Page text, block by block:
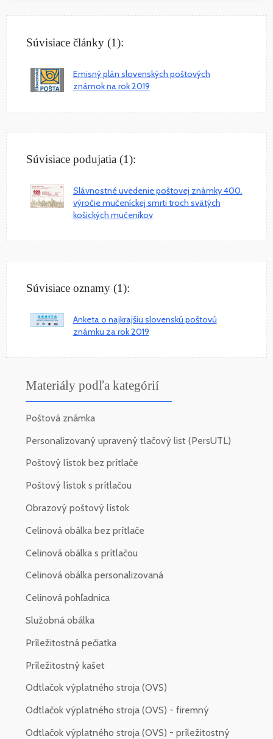
Súvisiace články (1):
Emisný plán slovenských poštových
známok na rok 2019
Súvisiace podujatia (1):
Slávnostné uvedenie poštovej známky 400.
výročie mučeníckej smrti troch svätých
košických mučeníkov
Súvisiace oznamy (1):
Anketa o najkrajšiu slovenskú poštovú
známku za rok 2019
Materiály podľa kategórií
Poštová známka
Personalizovaný upravený tlačový list (PersUTL)
Poštový lístok bez prítlače
Poštový lístok s prítlačou
Obrazový poštový lístok
Celinová obálka bez prítlače
Celinová obálka s prítlačou
Celinová obálka personalizovaná
Celinová pohľadnica
Služobná obálka
Príležitostná pečiatka
Príležitostný kašet
Odtlačok výplatného stroja (OVS)
Odtlačok výplatného stroja (OVS) - firemný
Odtlačok výplatného stroja (OVS) - príležitostný